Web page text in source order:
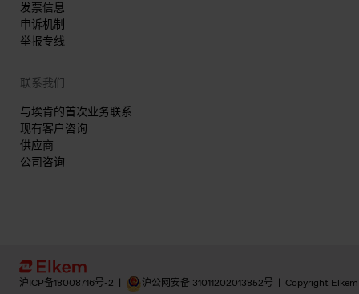
发票信息
申诉机制
举报专线
联系我们
与埃肯的首次业务联系
现有客户咨询
供应商
公司咨询
沪ICP备18008716号-2 沪公网安备 31011202013852号 Copyright